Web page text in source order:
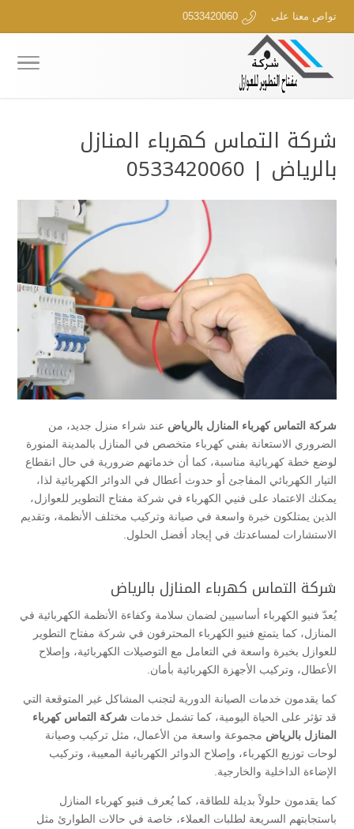
تواص معنا على 0533420060
شركة التماس كهرباء المنازل
بالرياض | 0533420060
شركة التماس كهرباء المنازل بالرياض عند شراء منزل جديد، من
الضروري الاستعانة بفني كهرباء متخصص في المنازل بالمدينة المنورة
لوضع خطة كهربائية مناسبة، كما أن خدماتهم ضرورية في حال انقطاع
التيار الكهربائي المفاجئ أو حدوث أعطال في الدوائر الكهربائية لذا،
يمكنك الاعتماد على فنيي الكهرباء في شركة مفتاح التطوير للعوازل،
الذين يمتلكون خبرة واسعة في صيانة وتركيب مختلف الأنظمة، وتقديم
الاستشارات لمساعدتك في إيجاد أفضل الحلول.
شركة التماس كهرباء المنازل بالرياض
يُعدّ فنيو الكهرباء أساسيين لضمان سلامة وكفاءة الأنظمة الكهربائية في
المنازل، كما يتمتع فنيو الكهرباء المحترفون في شركة مفتاح التطوير
للعوازل بخبرة واسعة في التعامل مع التوصيلات الكهربائية، وإصلاح
الأعطال، وتركيب الأجهزة الكهربائية بأمان.
كما يقدمون خدمات الصيانة الدورية لتجنب المشاكل غير المتوقعة التي
قد تؤثر على الحياة اليومية، كما تشمل خدمات شركة التماس كهرباء
المنازل بالرياض مجموعة واسعة من الأعمال، مثل تركيب وصيانة
لوحات توزيع الكهرباء، وإصلاح الدوائر الكهربائية المعيبة، وتركيب
الإضاءة الداخلية والخارجية.
كما يقدمون حلولاً بديلة للطاقة، كما يُعرف فنيو كهرباء المنازل
باستجابتهم السريعة لطلبات العملاء، خاصة في حالات الطوارئ مثل